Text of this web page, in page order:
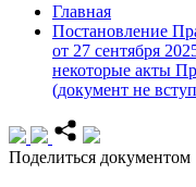
Главная
Постановление
от 27 сентября
некоторые акты
(документ не
Поделиться документом